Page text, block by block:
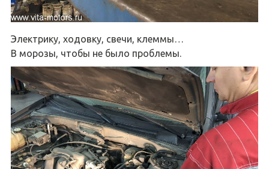
Электрику, ходовку, свечи, клеммы…
В морозы, чтобы не было проблемы.